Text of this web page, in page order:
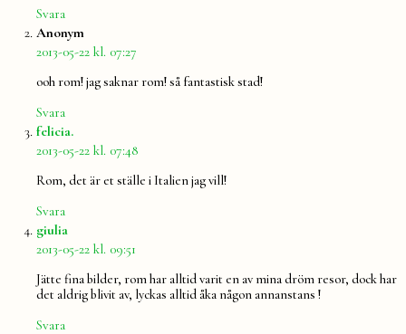
Svara
Anonym
2013-05-22 kl. 07:27
ooh rom! jag saknar rom! så fantastisk stad!
Svara
felicia.säger:
2013-05-22 kl. 07:48
Rom, det är et ställe i Italien jag vill!
Svara
giulia
2013-05-22 kl. 09:51
Jätte fina bilder, rom har alltid varit en av mina dröm resor, dock har
det aldrig blivit av, lyckas alltid åka någon annanstans !
Svara